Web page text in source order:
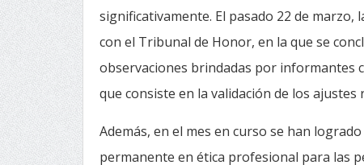
significativamente. El pasado 22 de
con el Tribunal de Honor, en la que se
observaciones brindadas por informantes
que consiste en la validación de los ajustes
Además, en el mes en curso se han
permanente en ética profesional para las